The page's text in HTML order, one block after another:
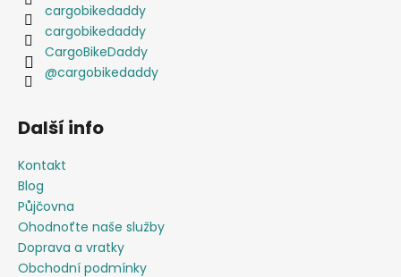
cargobikedaddy
cargobikedaddy
CargoBikeDaddy
@cargobikedaddy
Další info
Kontakt
Blog
Půjčovna
Ohodnoťte naše služby
Doprava a vratky
Obchodní podmínky